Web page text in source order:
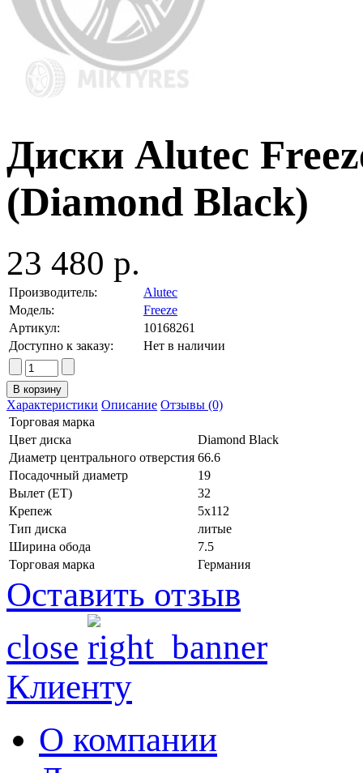
Диски Alutec
(Diamond Black)
23 480 р.
Производитель:
Alutec
Модель:
Freeze
Артикул:
10168261
Доступно к заказу:
Нет в наличии
Характеристики Описание Отзывы (0)
Торговая марка
Цвет диска
Diamond Black
Диаметр центрального отверстия 66.6
Посадочный диаметр
19
Вылет (ET)
32
Крепеж
5x112
Тип диска
литые
Ширина обода
7.5
Торговая марка
Германия
Оставить отзыв
close
Клиенту
О компании